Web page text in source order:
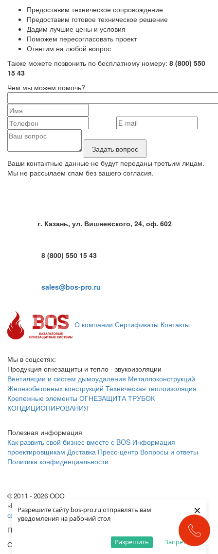
Разрешите сайту bos-pro.ru отправлять вам
уведомления на рабочий стол
Запретить
Разрешить
×
Предоставим техническое сопровождение
Предоставим готовое техническое решение
Дадим лучшие цены и условия
Поможем пересогласовать проект
Ответим на любой вопрос
Также можете позвонить по бесплатному номеру: 8 (800) 550
15 43
Чем мы можем помочь?
Ваши контактные данные не будут переданы третьим лицам.
Мы не рассылаем спам без вашего согласия.
г. Казань, ул. Вишневского, 24, оф. 602
8 (800) 550 15 43
sales@bos-pro.ru
О компании Сертификаты Контакты
Мы в соцсетях:
Продукция огнезащиты и тепло - звукоизоляции
Вентиляции и систем дымоудаления Металлоконструкций
Железобетонных конструкций Техническая теплоизоляция
Крепежные элементы ОГНЕЗАЩИТА ТРУБОК
КОНДИЦИОНИРОВАНИЯ
Полезная информация
Как развить свой бизнес вместе с BOS Информация
проектировщикам Доставка Пресс-центр Вопросы и ответы
Политика конфиденциальности
© 2011 - 2026 ООО
«Базальтовые Огнезащитные Системы»
сайта
Продвижение сайта
Создание сайта «